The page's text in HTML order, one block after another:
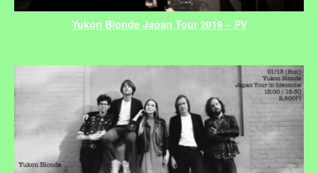
Yukon Blonde Japan Tour 2019 – PV